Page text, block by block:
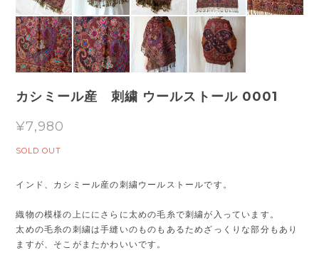
カシミール産 刺繍 ウールストール 0001
¥7,980
SOLD OUT
インド、カシミール産の刺繍ウールストールです。
織物の模様の上ににさらに太めの毛糸で刺繍が入っています。
太めの毛糸の刺繍は手縫いのものもあるためざっくりな部分もあり
ますが、そこがまたかわいいです。